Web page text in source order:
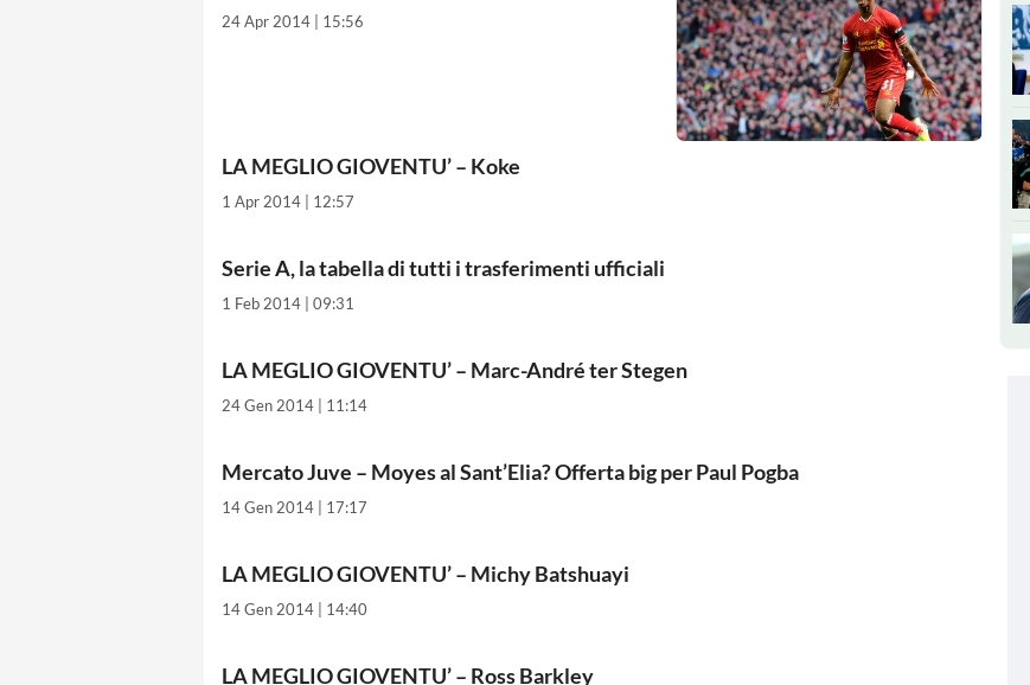
24 Apr 2014 | 15:56
LA MEGLIO GIOVENTU’ – Koke
1 Apr 2014 | 12:57
Serie A, la tabella di tutti i trasferimenti ufficiali
1 Feb 2014 | 09:31
LA MEGLIO GIOVENTU’ – Marc-André ter Stegen
24 Gen 2014 | 11:14
Mercato Juve – Moyes al Sant’Elia? Offerta big per Paul Pogba
14 Gen 2014 | 17:17
LA MEGLIO GIOVENTU’ – Michy Batshuayi
14 Gen 2014 | 14:40
LA MEGLIO GIOVENTU’ – Ross Barkley